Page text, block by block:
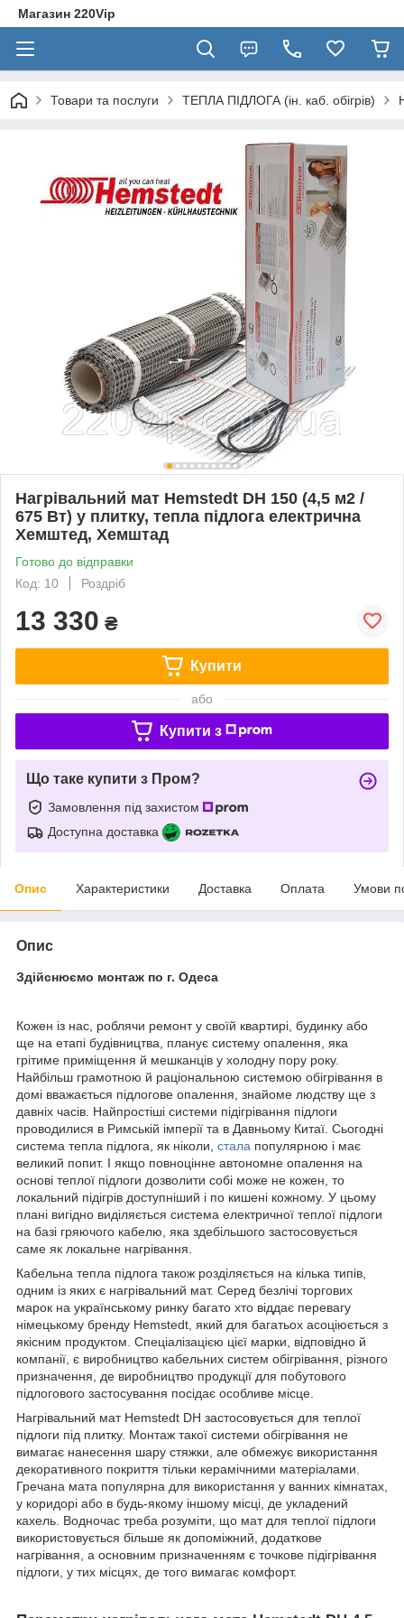
Магазин 220Vip
Товари та послуги ТЕПЛА ПІДЛОГА (ін. каб. обігрів)
Нагрівальний мат Hemstedt DH 150 (4,5 м2 /
675 Вт) у плитку, тепла підлога електрична
Хемштед, Хемштад
Готово до відправки
Код: 10
Роздріб
13 330 ₴
Купити
або
Купити з
Що таке купити з Пром?
Замовлення під захистом
Доступна доставка
Опис Характеристики Доставка Оплата Умови
Опис
Здійснюємо монтаж по г. Одеса
Кожен із нас, роблячи ремонт у своїй квартирі, будинку або
ще на етапі будівництва, планує систему опалення, яка
грітиме приміщення й мешканців у холодну пору року.
Найбільш грамотною й раціональною системою обігрівання в
домі вважається підлогове опалення, знайоме людству ще з
давніх часів. Найпростіші системи підігрівання підлоги
проводилися в Римській імперії та в Давньому Китаї. Сьогодні
система тепла підлога, як ніколи, стала популярною і має
великий попит. І якщо повноцінне автономне опалення на
основі теплої підлоги дозволити собі може не кожен, то
локальний підігрів доступніший і по кишені кожному. У цьому
плані вигідно виділяється система електричної теплої підлоги
на базі гряючого кабелю, яка здебільшого застосовується
саме як локальне нагрівання.
Кабельна тепла підлога також розділяється на кілька типів,
одним із яких є нагрівальний мат. Серед безлічі торгових
марок на українському ринку багато хто віддає перевагу
німецькому бренду Hemstedt, який для багатьох асоціюється з
якісним продуктом. Спеціалізацією цієї марки, відповідно й
компанії, є виробництво кабельних систем обігрівання, різного
призначення, де виробництво продукції для побутового
підлогового застосування посідає особливе місце.
Нагрівальний мат Hemstedt DH застосовується для теплої
підлоги під плитку. Монтаж такої системи обігрівання не
вимагає нанесення шару стяжки, але обмежує використання
декоративного покриття тільки керамічними матеріалами.
Гречана мата популярна для використання у ванних кімнатах,
у коридорі або в будь-якому іншому місці, де укладений
кахель. Водночас треба розуміти, що мат для теплої підлоги
використовується більше як допоміжний, додаткове
нагрівання, а основним призначенням є точкове підігрівання
підлоги, у тих місцях, де того вимагає комфорт.